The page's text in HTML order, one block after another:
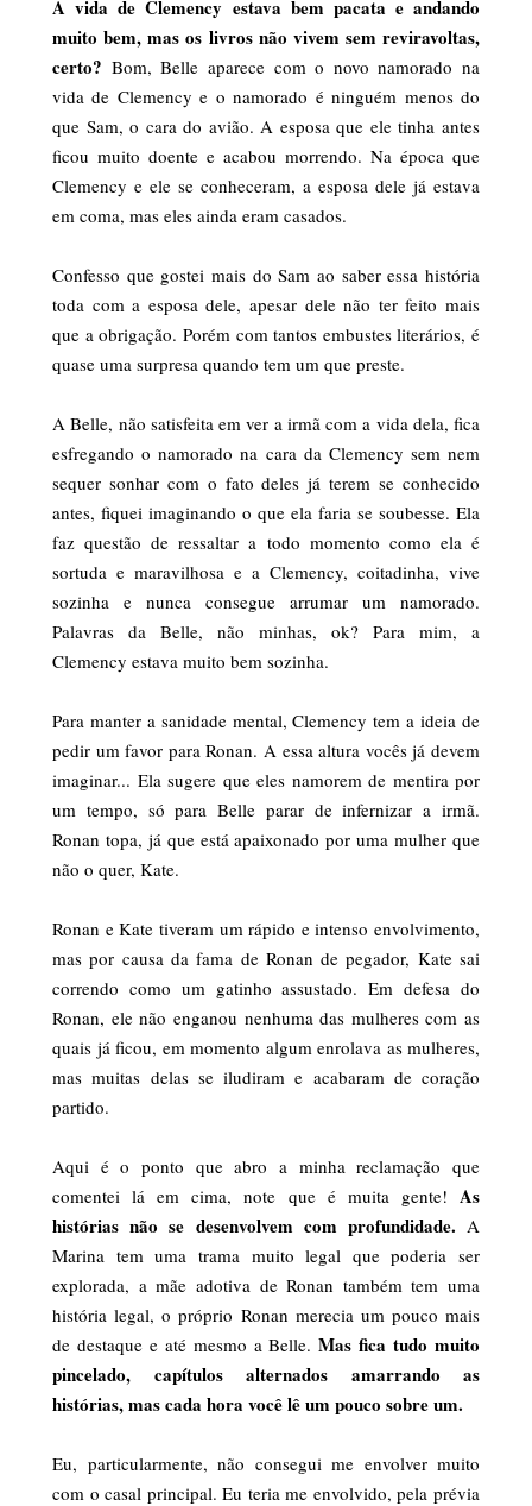
A vida de Clemency estava bem pacata e andando
muito bem, mas os livros não vivem sem reviravoltas,
certo? Bom, Belle aparece com o novo namorado na
vida de Clemency e o namorado é ninguém menos do
que Sam, o cara do avião. A esposa que ele tinha antes
ficou muito doente e acabou morrendo. Na época que
Clemency e ele se conheceram, a esposa dele já estava
em coma, mas eles ainda eram casados.
Confesso que gostei mais do Sam ao saber essa história
toda com a esposa dele, apesar dele não ter feito mais
que a obrigação. Porém com tantos embustes literários, é
quase uma surpresa quando tem um que preste.
A Belle, não satisfeita em ver a irmã com a vida dela, fica
esfregando o namorado na cara da Clemency sem nem
sequer sonhar com o fato deles já terem se conhecido
antes, fiquei imaginando o que ela faria se soubesse. Ela
faz questão de ressaltar a todo momento como ela é
sortuda e maravilhosa e a Clemency, coitadinha, vive
sozinha e nunca consegue arrumar um namorado.
Palavras da Belle, não minhas, ok? Para mim, a
Clemency estava muito bem sozinha.
Para manter a sanidade mental, Clemency tem a ideia de
pedir um favor para Ronan. A essa altura vocês já devem
imaginar... Ela sugere que eles namorem de mentira por
um tempo, só para Belle parar de infernizar a irmã.
Ronan topa, já que está apaixonado por uma mulher que
não o quer, Kate.
Ronan e Kate tiveram um rápido e intenso envolvimento,
mas por causa da fama de Ronan de pegador, Kate sai
correndo como um gatinho assustado. Em defesa do
Ronan, ele não enganou nenhuma das mulheres com as
quais já ficou, em momento algum enrolava as mulheres,
mas muitas delas se iludiram e acabaram de coração
partido.
Aqui é o ponto que abro a minha reclamação que
comentei lá em cima, note que é muita gente! As
histórias não se desenvolvem com profundidade. A
Marina tem uma trama muito legal que poderia ser
explorada, a mãe adotiva de Ronan também tem uma
história legal, o próprio Ronan merecia um pouco mais
de destaque e até mesmo a Belle.Mas fica tudo muito
pincelado, capítulos alternados amarrando as
histórias, mas cada hora você lê um pouco sobre um.
Eu, particularmente, não consegui me envolver muito
com o casal principal. Eu teria me envolvido, pela prévia